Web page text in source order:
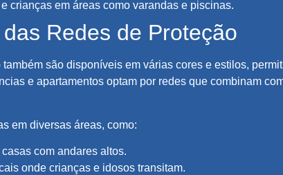
crianças em áreas como varandas e piscinas.
Redes de Proteção
são disponíveis em várias cores e estilos,
e apartamentos optam por redes que combinam
em diversas áreas, como:
com andares altos.
onde crianças e idosos transitam.